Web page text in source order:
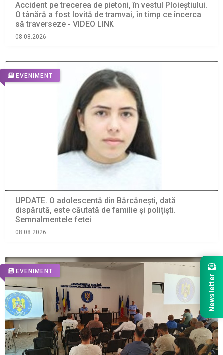
Accident pe trecerea de pietoni, în vestul Ploieștiului.
O tânără a fost lovită de tramvai, în timp ce încerca
să traverseze - VIDEO LINK
08.08.2026
EVENIMENT
UPDATE. O adolescentă din Bărcănești, dată
dispărută, este căutată de familie și polițiști.
Semnalmentele fetei
08.08.2026
EVENIMENT
Newsletter